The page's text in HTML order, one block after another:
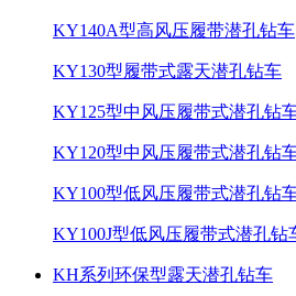
KY140A型高风压履带潜孔钻车
KY130型履带式露天潜孔钻车
KY125型中风压履带式潜孔钻
KY120型中风压履带式潜孔钻
KY100型低风压履带式潜孔钻
KY100J型低风压履带式潜孔钻
KH系列环保型露天潜孔钻车